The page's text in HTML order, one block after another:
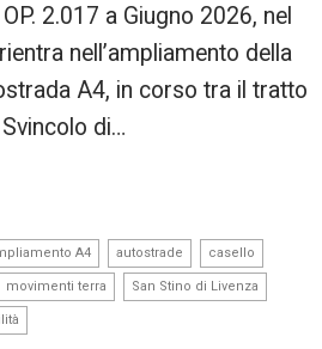
2.017 a Giugno 2026, nel
nell’ampliamento della
A4, in corso tra il tratto
di…
A4 autostrade casello
movimenti terra San Stino di Livenza